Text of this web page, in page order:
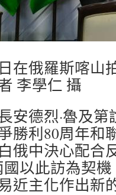
在俄羅斯喀山
李學仁 攝
安德烈·魯及第
勝利80周年和
俄中決心配合
以此訪為契
近主化作出新